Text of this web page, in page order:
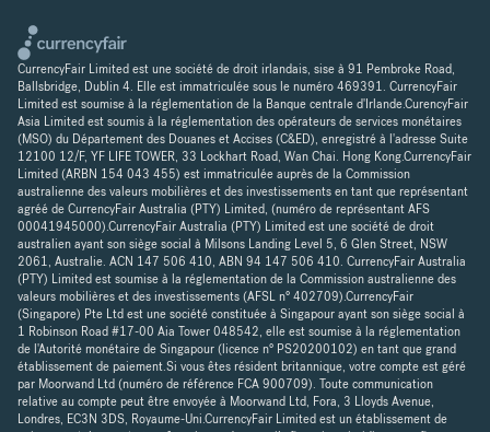
CurrencyFair Limited est une société de droit irlandais, sise à 91 Pembroke Road,
Ballsbridge, Dublin 4. Elle est immatriculée sous le numéro 469391. CurrencyFair
Limited est soumise à la réglementation de la Banque centrale d'Irlande.CurencyFair
Asia Limited est soumis à la réglementation des opérateurs de services monétaires
(MSO) du Département des Douanes et Accises (C&ED), enregistré à l'adresse Suite
12100 12/F, YF LIFE TOWER, 33 Lockhart Road, Wan Chai. Hong Kong.CurrencyFair
Limited (ARBN 154 043 455) est immatriculée auprès de la Commission
australienne des valeurs mobilières et des investissements en tant que représentant
agréé de CurrencyFair Australia (PTY) Limited, (numéro de représentant AFS
00041945000).CurrencyFair Australia (PTY) Limited est une société de droit
australien ayant son siège social à Milsons Landing Level 5, 6 Glen Street, NSW
2061, Australie. ACN 147 506 410, ABN 94 147 506 410. CurrencyFair Australia
(PTY) Limited est soumise à la réglementation de la Commission australienne des
valeurs mobilières et des investissements (AFSL n° 402709).CurrencyFair
(Singapore) Pte Ltd est une société constituée à Singapour ayant son siège social à
1 Robinson Road #17-00 Aia Tower 048542, elle est soumise à la réglementation
de l'Autorité monétaire de Singapour (licence n° PS20200102) en tant que grand
établissement de paiement.Si vous êtes résident britannique, votre compte est géré
par Moorwand Ltd (numéro de référence FCA 900709). Toute communication
relative au compte peut être envoyée à Moorwand Ltd, Fora, 3 Lloyds Avenue,
Londres, EC3N 3DS, Royaume-Uni.CurrencyFair Limited est un établissement de